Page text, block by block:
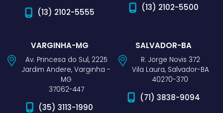
(13) 2102-5555 (13) 2102-5500
VARGINHA-MG
Av. Princesa do Sul, 2225
Jardim Andere, Varginha -
MG
37062-447
(35) 3113-1990
SALVADOR-BA
R. Jorge Novis 372
Vila Laura, Salvador-BA
40270-370
(71) 3838-9094